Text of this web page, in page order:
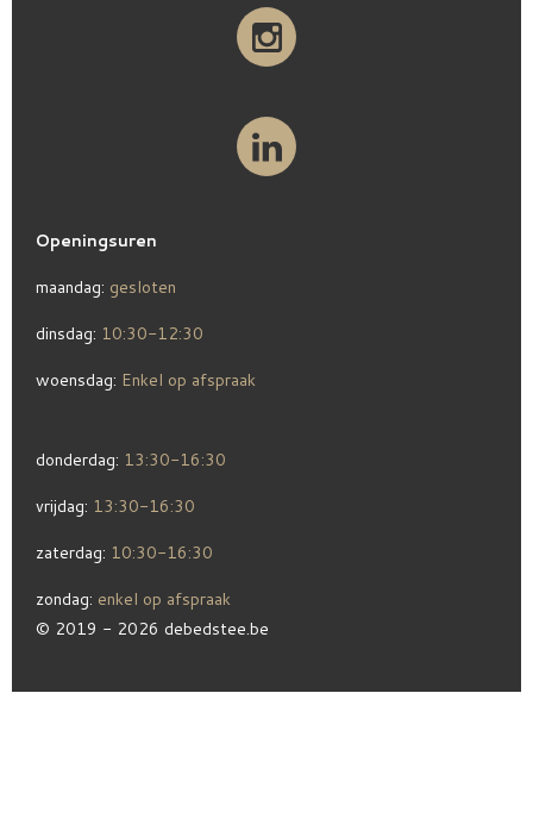
Openingsuren
maandag: gesloten
dinsdag: 10:30-12:30
woensdag: Enkel op afspraak
donderdag: 13:30-16:30
vrijdag: 13:30-16:30
zaterdag: 10:30-16:30
zondag: enkel op afspraak
© 2019 - 2026 debedstee.be